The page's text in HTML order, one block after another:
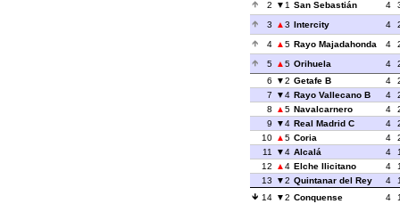
2
1 San Sebastián 4
3
3 Intercity 4
4
5 Rayo Majadahonda 4
5
5 Orihuela 4
6
2 Getafe B 4
7
4 Rayo Vallecano B 4
8
5 Navalcarnero 4
9
4 Real Madrid C 4
10
5 Coria 4
11
4 Alcalá 4
12
4 Elche Ilicitano 4
13
2 Quintanar del Rey 4
14
2 Conquense 4